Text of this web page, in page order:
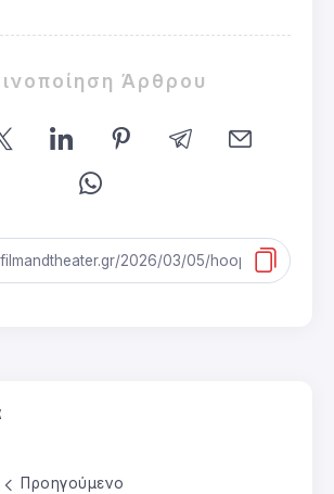
Άρθρου
Προηγούμενο